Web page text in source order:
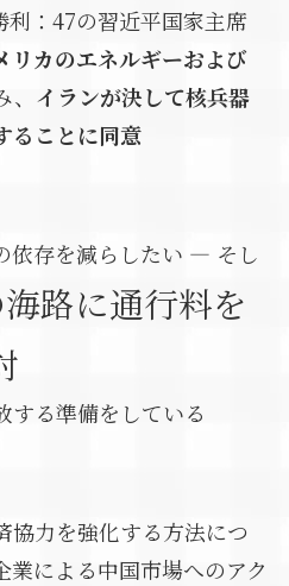
：47の習近平国家主席
リカのエネルギーおよび
イランが決して核兵器
ることに同意
依存を減らしたい — そし
路に通行料を
する準備をしている
協力を強化する方法につ
業による中国市場へのアク